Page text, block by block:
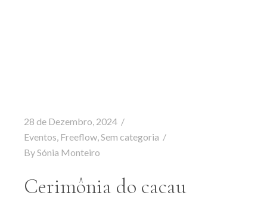
28 de Dezembro, 2024
Eventos, Freeflow,Sem categoria
BySónia Monteiro
Cerimônia do cacau